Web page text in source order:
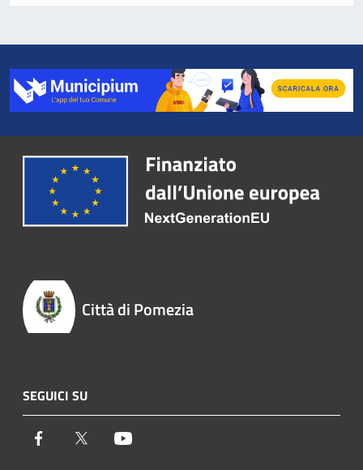
Città di Pomezia
SEGUICI SU
Facebook Twitter